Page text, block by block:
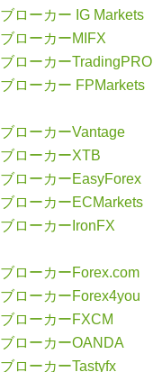
ブローカー IG Markets
ブローカーMIFX
ブローカーTradingPRO
ブローカー FPMarkets
ブローカーVantage
ブローカーXTB
ブローカーEasyForex
ブローカーECMarkets
ブローカーIronFX
ブローカーForex.com
ブローカーForex4you
ブローカーFXCM
ブローカーOANDA
ブローカーTastyfx